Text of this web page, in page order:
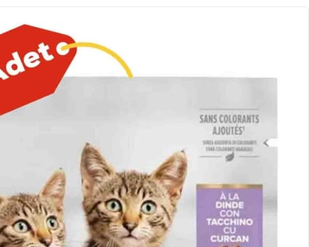
Kedi Konserve Maması
Köpek Konserve Mamaları
Tavşan Yemi